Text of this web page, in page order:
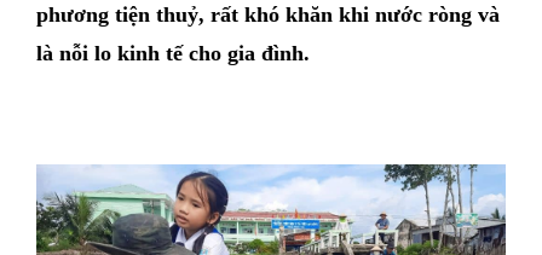
phương tiện thuỷ, rất khó khăn khi nước ròng và
là nỗi lo kinh tế cho gia đình.